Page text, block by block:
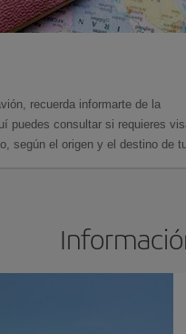
recuerda informarte de la
puedes consultar si requieres
según el origen y el destino de